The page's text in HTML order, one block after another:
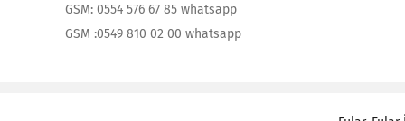
GSM: 0554 576 67 85 whatsapp
GSM :0549 810 02 00 whatsapp